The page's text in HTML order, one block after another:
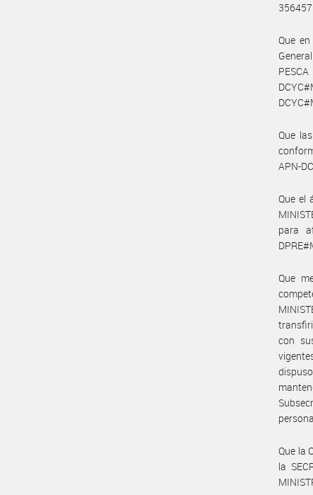
Que
Que
APN-
Que el
para
Que
con
Que la
la